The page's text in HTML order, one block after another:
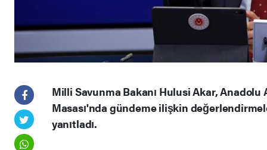
Milli Savunma Bakanı Hulusi Akar, Anadolu
Masası'nda gündeme ilişkin
yanıtladı.